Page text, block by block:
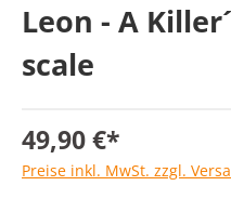
Leon - A
scale
49,90 €*
Preise inkl. MwSt. zzgl.